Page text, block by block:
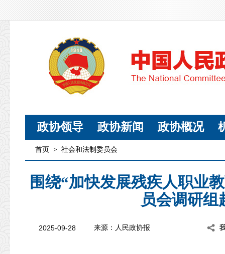
政协领导 政协新闻 政协概况
首页 > 社会和法制委员会
围绕“加快发展残疾人职业
员会调研组
2025-09-28 来源：人民政协报